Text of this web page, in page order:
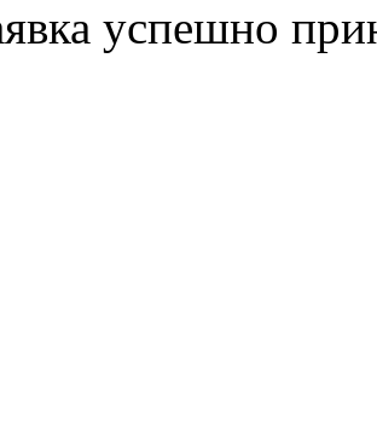
успешно